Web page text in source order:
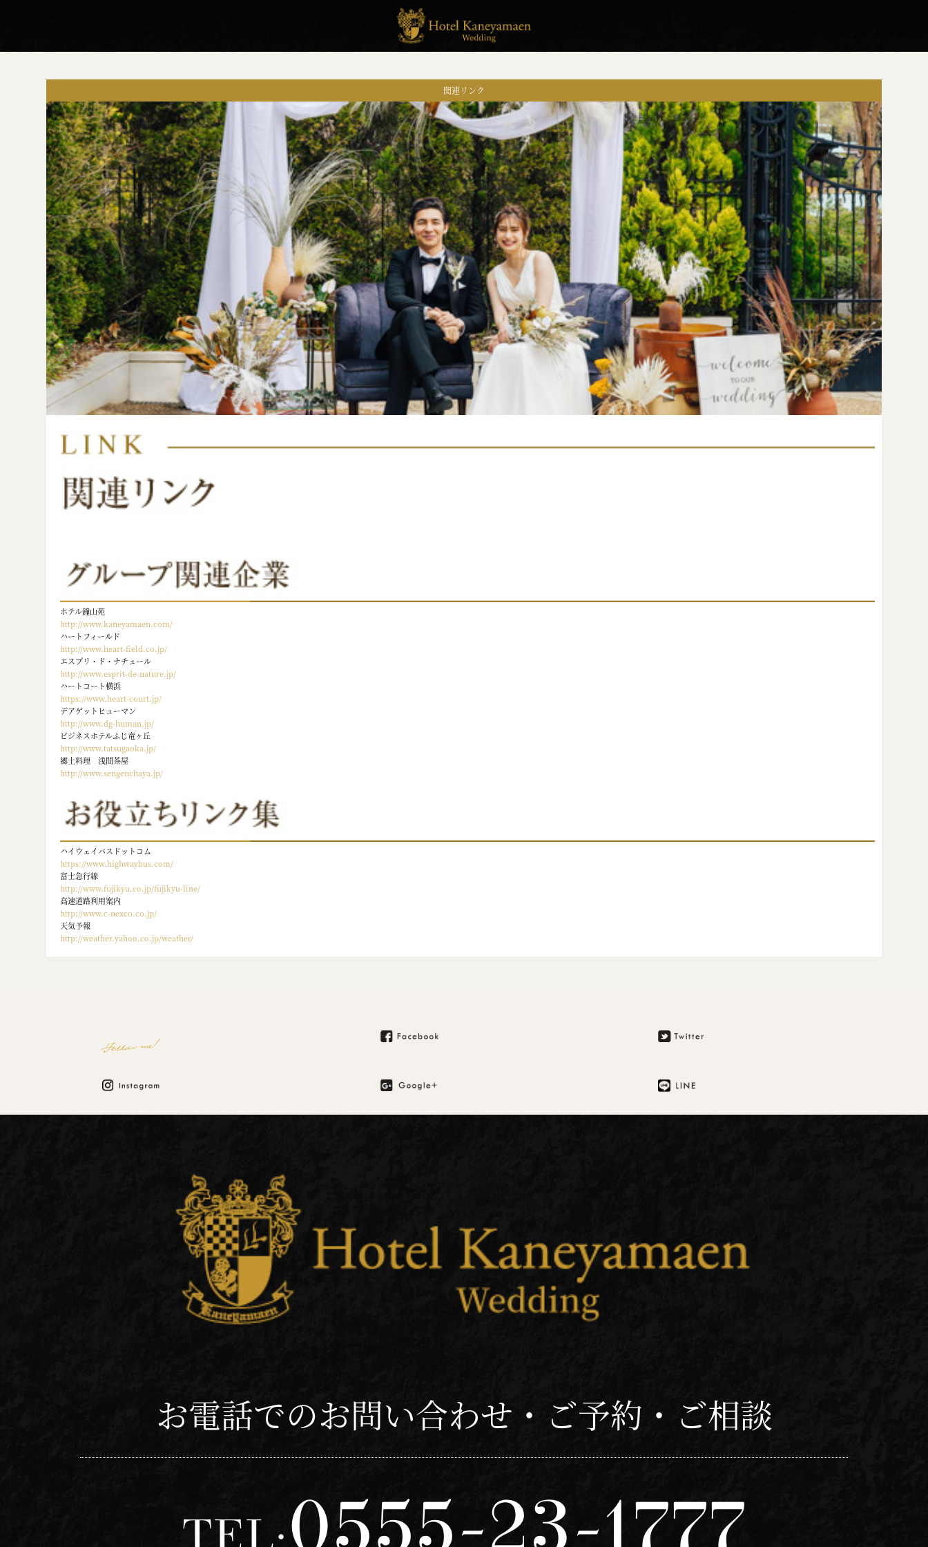
関連リンク
ホテル鐘山苑
http://www.kaneyamaen.com/
ハートフィールド
http://www.heart-field.co.jp/
エスプリ・ド・ナチュール
http://www.esprit-de-nature.jp/
ハートコート横浜
https://www.heart-court.jp/
デアゲットヒューマン
http://www.dg-human.jp/
ビジネスホテルふじ竜ヶ丘
http://www.tatsugaoka.jp/
郷土料理 浅間茶屋
http://www.sengenchaya.jp/
ハイウェイバスドットコム
https://www.highwaybus.com/
富士急行線
http://www.fujikyu.co.jp/fujikyu-line/
高速道路利用案内
http://www.c-nexco.co.jp/
天気予報
http://weather.yahoo.co.jp/weather/
Follow me!
お電話でのお問い合わせ・ご予約・ご相談
0555-23-1777